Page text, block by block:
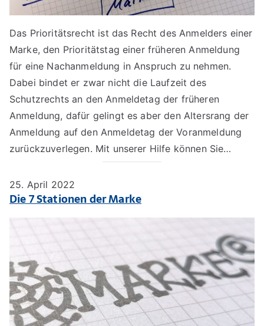
Das Prioritätsrecht ist das Recht des Anmelders einer
Marke, den Prioritätstag einer früheren Anmeldung
für eine Nachanmeldung in Anspruch zu nehmen.
Dabei bindet er zwar nicht die Laufzeit des
Schutzrechts an den Anmeldetag der früheren
Anmeldung, dafür gelingt es aber den Altersrang der
Anmeldung auf den Anmeldetag der Voranmeldung
zurückzuverlegen. Mit unserer Hilfe können Sie…
25. April 2022
Die 7 Stationen der Marke